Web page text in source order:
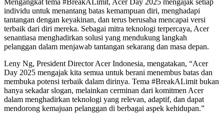
individu untuk menantang batas kemampuan diri, menghadapi
tantangan dengan keyakinan, dan terus berusaha mencapai versi
terbaik dari diri mereka. Sebagai mitra teknologi terpercaya, Acer
senantiasa menghadirkan solusi yang mendukung langkah
pelanggan dalam menjawab tantangan sekarang dan masa depan.
Leny Ng, President Director Acer Indonesia, mengatakan, “Acer
Day 2025 mengajak kita semua untuk berani menembus batas dan
membuka potensi terbaik dalam dirinya. Tema #BreakALimit bukan
hanya sekadar slogan, melainkan cerminan dari komitmen Acer
dalam menghadirkan teknologi yang relevan, adaptif, dan dapat
mendorong kemajuan pelanggan di berbagai aspek kehidupan.”